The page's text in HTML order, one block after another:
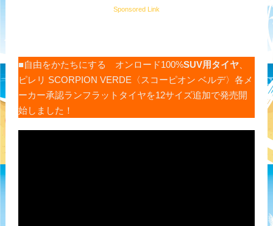
Sponsored Link
■自由をかたちにする オンロード100%SUV用タイヤ、
ピレリ SCORPION VERDE〈スコーピオン ベルデ〉各メ
ーカー承認ランフラットタイヤを12サイズ追加で発売開
始しました！